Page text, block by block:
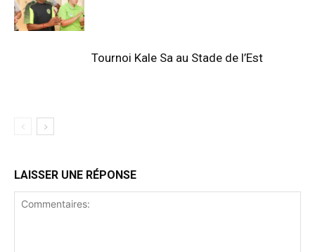
Tournoi Kale Sa au Stade de l’Est
LAISSER UNE RÉPONSE